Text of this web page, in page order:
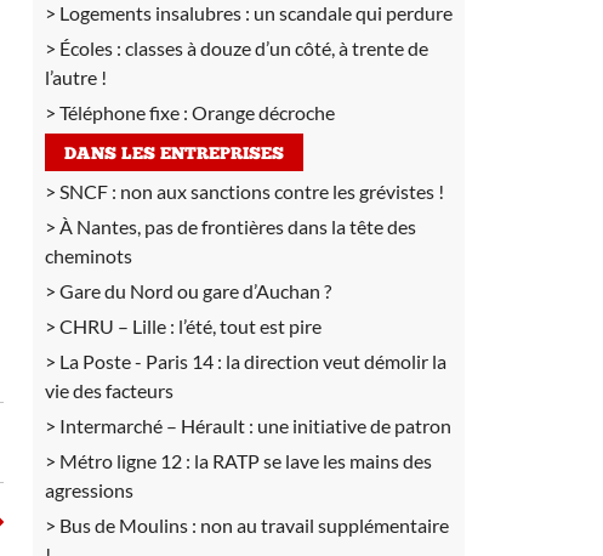
Logements insalubres : un scandale qui perdure
Écoles : classes à douze d’un côté, à trente de
l’autre !
Téléphone fixe : Orange décroche
DANS LES ENTREPRISES
SNCF : non aux sanctions contre les grévistes !
À Nantes, pas de frontières dans la tête des
cheminots
Gare du Nord ou gare d’Auchan ?
CHRU – Lille : l’été, tout est pire
La Poste - Paris 14 : la direction veut démolir la
vie des facteurs
Intermarché – Hérault : une initiative de patron
Métro ligne 12 : la RATP se lave les mains des
agressions
Bus de Moulins : non au travail supplémentaire